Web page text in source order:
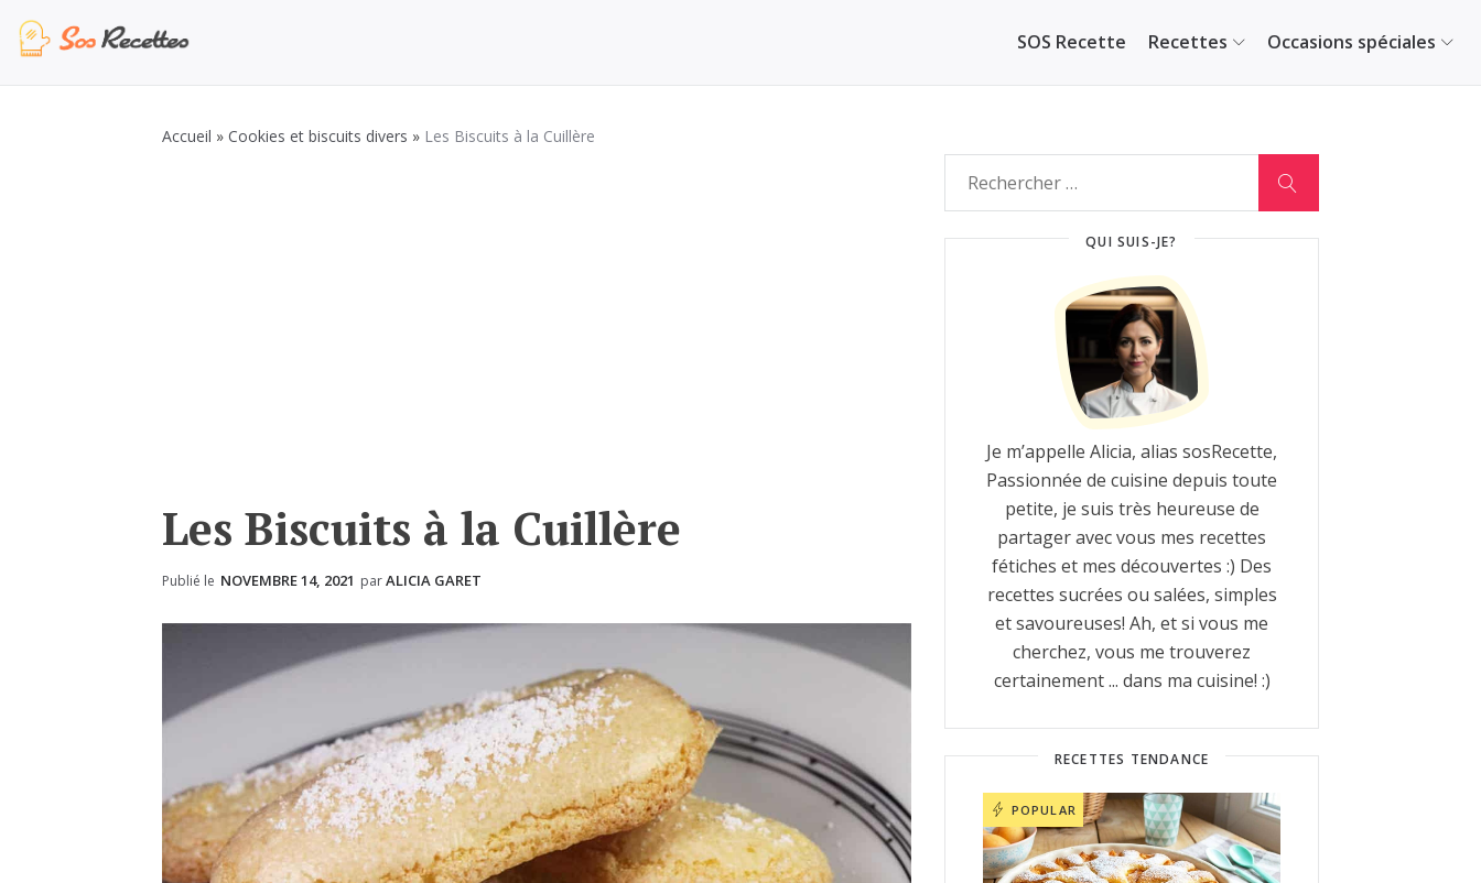
au
SOS Recette Recettes Occasions spéciales
Accueil » Cookies et biscuits divers » Les Biscuits à la Cuillère
Les Biscuits à la Cuillère
Publié le NOVEMBRE 14, 2021 parALICIA GARET
QUI SUIS-JE?
Je m’appelle Alicia, alias sosRecette,
Passionnée de cuisine depuis toute
petite, je suis très heureuse de
partager avec vous mes recettes
fétiches et mes découvertes :) Des
recettes sucrées ou salées, simples
et savoureuses! Ah, et si vous me
cherchez, vous me trouverez
certainement ... dans ma cuisine! :)
RECETTES TENDANCE
POPULAR